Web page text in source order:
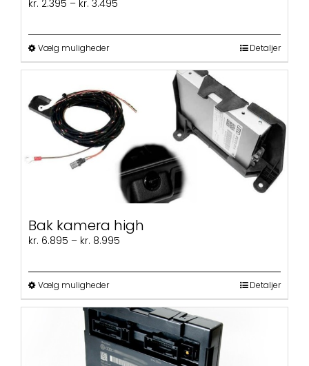
kr. 2.395 – kr. 3.495
Vælg mulighederDette
vare
flere
varianter.
Mulighederne
kan
vælges
på
varesiden
Detaljer
Bak kamera high
kr. 6.895 – kr. 8.995
Vælg mulighederDette
vare
har
flere
varianter.
Mulighederne
Detaljer